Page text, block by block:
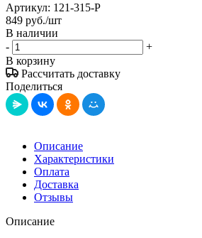
Артикул: 121-315-P
849 руб./шт
В наличии
-
+
В корзину
Рассчитать доставку
Поделиться
Описание
Характеристики
Оплата
Доставка
Отзывы
Описание